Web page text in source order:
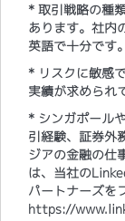
* 取引戦略の種
あります。社内
英語で十分です。
* リスクに敏感
実績が求められ
* シンガポール
引経験、証券外
ジアの金融の仕
は、当社の
パートナーズを
https://